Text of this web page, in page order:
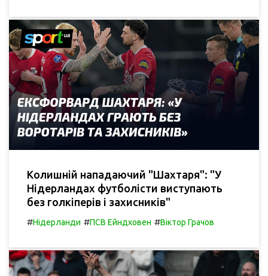
Колишній нападаючий "Шахтаря": "У
Нідерландах футболісти виступають
без голкіперів і захисників"
#Нідерланди #ПСВ Ейндховен #Віктор Грачов